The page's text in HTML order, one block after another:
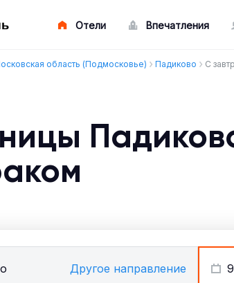
Отели Впечатления
область (Подмосковье) Падиково С
Другое направление